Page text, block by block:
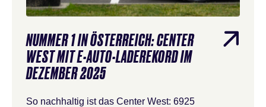
NUMMER 1 IN ÖSTERREICH: CENTER
WEST MIT E-AUTO-LADEREKORD IM
DEZEMBER 2025
So nachhaltig ist das Center West: 6925